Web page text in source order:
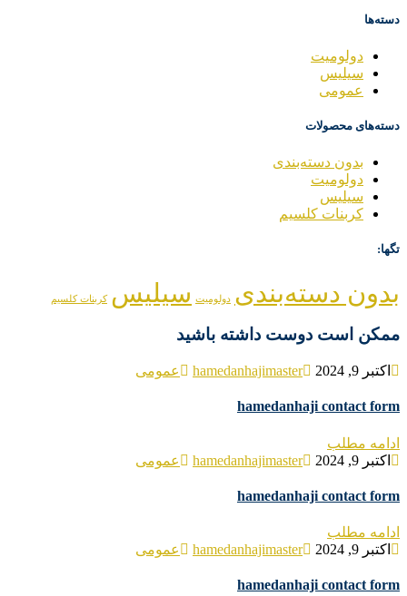
دسته‌ها
دولومیت
سیلیس
عمومی
دسته‌های محصولات
بدون دسته‌بندی
دولومیت
سیلیس
کربنات کلسیم
تگها:
بدون دسته‌بندی دولومیت سیلیس کربنات کلسیم
ممکن است دوست داشته باشید
اکتبر 9, 2024 hamedanhajimaster عمومی
hamedanhaji contact form
ادامه مطلب
اکتبر 9, 2024
hamedanhajimaster عمومی
hamedanhaji contact form
ادامه مطلب
اکتبر 9, 2024
hamedanhajimaster عمومی
hamedanhaji contact form